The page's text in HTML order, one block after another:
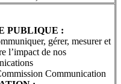
PUBLIQUE :
gérer, mesurer et
l’impact de nos
Communication